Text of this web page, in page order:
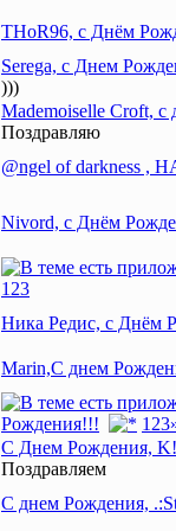
THoR96, с Днём
Serega, с Днем
)))
Mademoiselle Croft,
Поздравляю
@ngel of darkness ,
Nivord, с Днём
1 23
Ника Редис, с Днём
Marin,С днем
Рождения!!! 1 23
С Днем Рождения,
Поздравляем
С днем Рождения,